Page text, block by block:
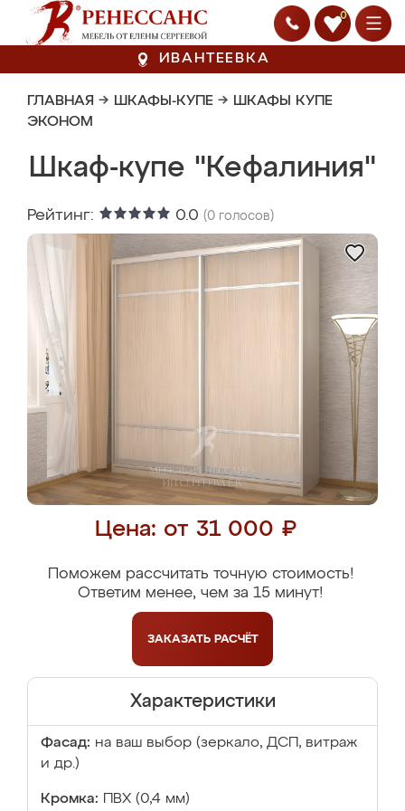
0
ИВАНТЕЕВКА
ГЛАВНАЯ → ШКАФЫ-КУПЕ → ШКАФЫ КУПЕ
ЭКОНОМ
Шкаф-купе "Кефалиния"
Рейтинг: 0.0 (0 голосов)
Цена: от 31 000 ₽
Поможем рассчитать точную стоимость!
Ответим менее, чем за 15 минут!
ЗАКАЗАТЬ РАСЧЁТ
Характеристики
Фасад: на ваш выбор (зеркало, ДСП, витраж
и др.)
Кромка: ПВХ (0,4 мм)